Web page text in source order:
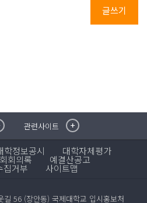
글쓰기
원센터
입학안내
원
관
관련사이트이메일무단수집거부
무선인터넷이용안내
포탈사이트
증명발급사이트
학정보공시 대학자체평가
회의록 예결산공고
집거부 사이트맵
56 (장안동) 국제대학교 입시홍보처